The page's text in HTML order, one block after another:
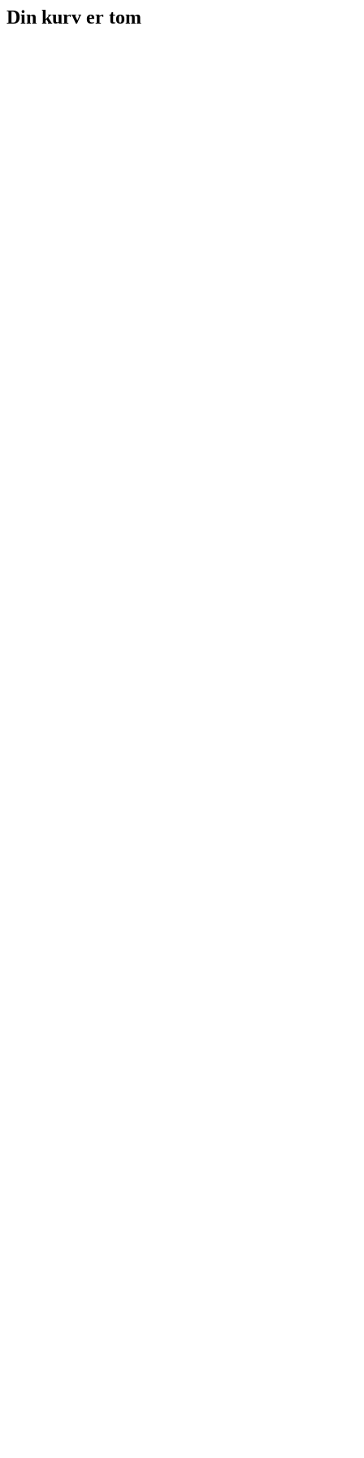
Din kurv er tom